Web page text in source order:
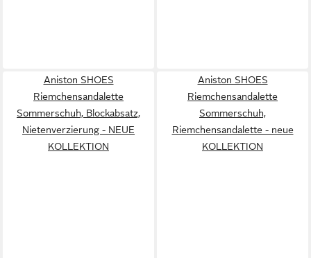
Aniston SHOES
Riemchensandalette
Sommerschuh, Blockabsatz,
Nietenverzierung - NEUE
KOLLEKTION
Aniston SHOES
Riemchensandalette
Sommerschuh,
Riemchensandalette - neue
KOLLEKTION